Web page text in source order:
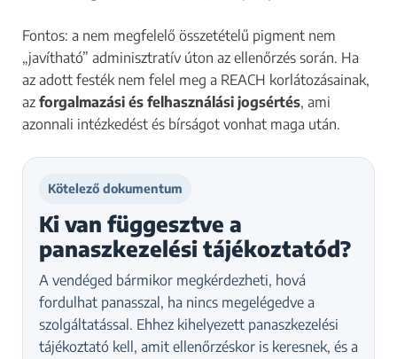
Fontos: a nem megfelelő összetételű pigment nem
„javítható” adminisztratív úton az ellenőrzés során. Ha
az adott festék nem felel meg a REACH korlátozásainak,
az forgalmazási és felhasználási jogsértés, ami
azonnali intézkedést és bírságot vonhat maga után.
Kötelező dokumentum
Ki van függesztve a
panaszkezelési tájékoztatód?
A vendéged bármikor megkérdezheti, hová
fordulhat panasszal, ha nincs megelégedve a
szolgáltatással. Ehhez kihelyezett panaszkezelési
tájékoztató kell, amit ellenőrzéskor is keresnek, és a